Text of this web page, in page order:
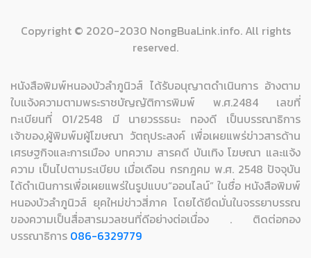
Copyright © 2020-2030 NongBuaLink.info. All rights
reserved.
หนังสือพิมพ์หนองบัวลำภูนิวส์ ได้รับอนุญาตดำเนินการ อ้างตาม
ใบแจ้งความตามพระราชบัญญัติการพิมพ์ พ.ศ.2484 เลขที่
ทะเบียนที่ 01/2548 มี นายวรรธนะ ทองดี เป็นบรรณาธิการ
เจ้าของ,ผู้พิมพ์มผู้โฆษณา วัตถุประสงค์ เพื่อเผยแพร่ข่าวสารด้าน
เศรษฐกิจและการเมือง บทความ สารคดี บันเทิง โฆษณา และแจ้ง
ความ เป็นไปตามระเบียบ เมื่อเดือน กรกฎคม พ.ศ. 2548 ปัจจุบัน
ได้ดำเนินการเพื่อเผยแพร่ในรูปแบบ“ออนไลน์” ในชื่อ หนังสือพิมพ์
หนองบัวลำภูนิวส์ ยุคใหม่ข่าวสี่ภาค โดยได้ยึดมั่นในจรรยาบรรณ
ของความเป็นสื่อสารมวลชนที่ดีอย่างต่อเนื่อง . ติดต่อกอง
บรรณาธิการ 086-6329779